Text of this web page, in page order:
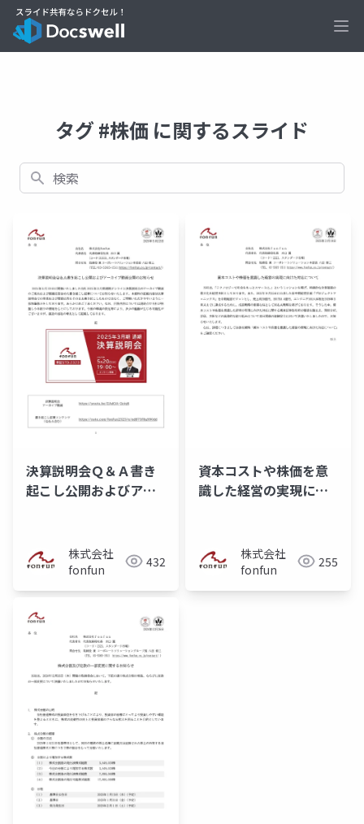
タグ #株価 に関するスライド
検索
決算説明会Ｑ＆Ａ書き
起こし公開およびアー
株式会社
fonfun
432
資本コストや株価を意
識した経営の実現に向
株式会社
fonfun
255